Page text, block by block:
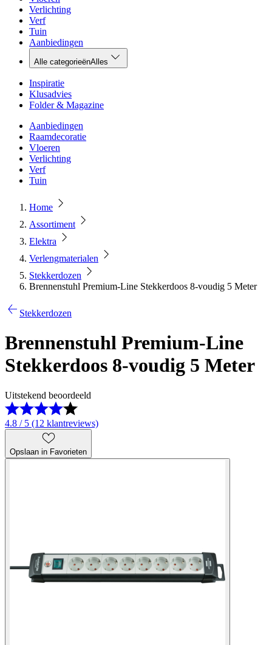
Verlichting
Verf
Tuin
Aanbiedingen
Alle categorieënAlles
Inspiratie
Klusadvies
Folder & Magazine
Aanbiedingen
Raamdecoratie
Vloeren
Verlichting
Verf
Tuin
Home
Assortiment
Elektra
Verlengmaterialen
Stekkerdozen
Brennenstuhl Premium-Line Stekkerdoos 8-voudig 5 Meter
Stekkerdozen
Brennenstuhl Premium-Line
Stekkerdoos 8-voudig 5 Meter
Uitstekend beoordeeld
4.8 / 5 (12 klantreviews)
Opslaan in Favorieten